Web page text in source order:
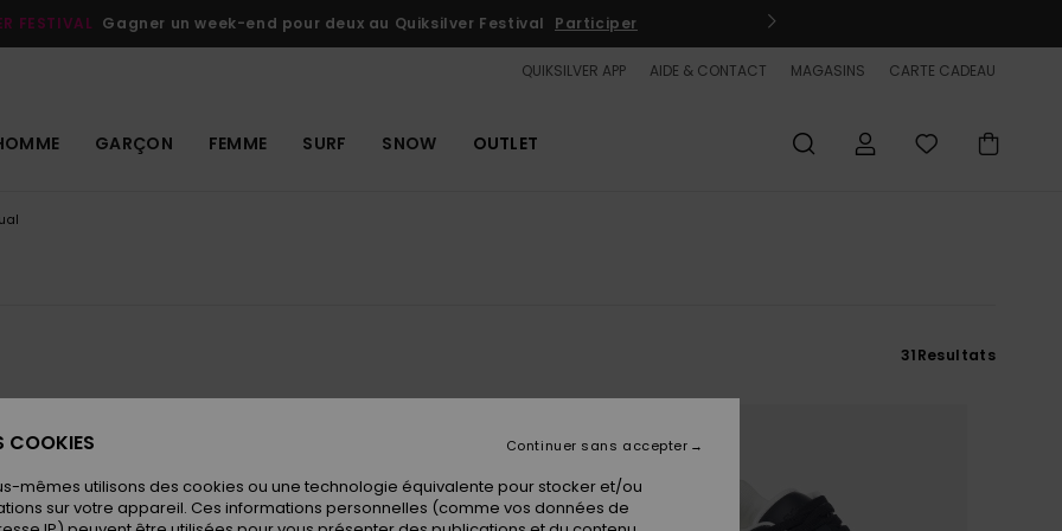
FESTIVAL Gagner un week-end pour deux au Quiksilver Festival Participer
QUIKSILVER APP AIDE & CONTACT MAGASINS CARTE CADEAU
GARÇON FEMME SURF SNOW OUTLET
31Resultats
COOKIES
mêmes utilisons des cookies ou une technologie équivalente pour stocker et/ou
sur votre appareil. Ces informations personnelles (comme vos données de
Continuer sans accepter